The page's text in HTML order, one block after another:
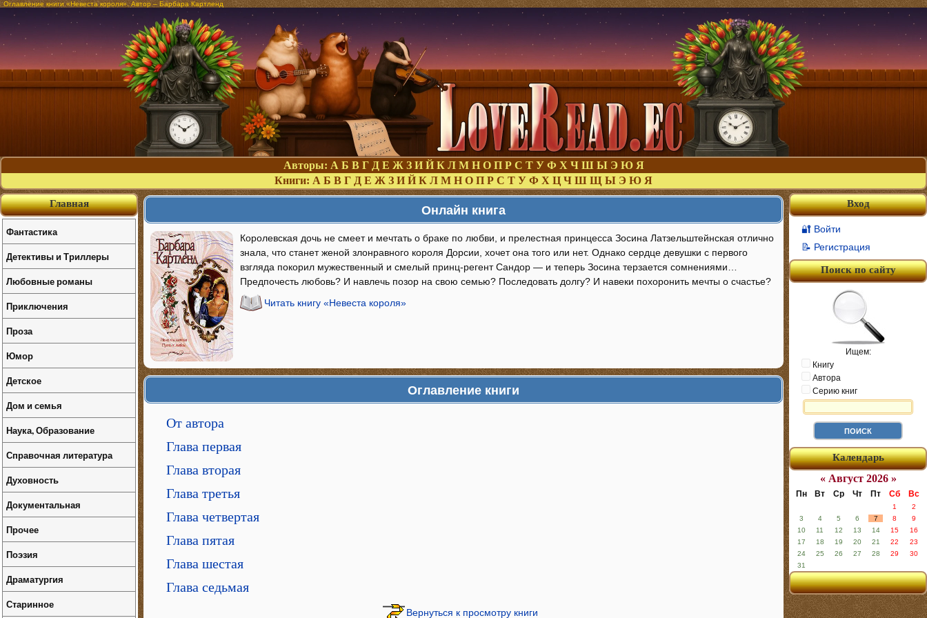
Оглавление книги «Невеста короля». Автор – Барбара Картленд
Авторы: А Б В Г Д Е Ж З И Й К Л М Н О П Р С Т У Ф Х Ч Ш Ы Э Ю Я
Книги: А Б В Г Д Е Ж З И Й К Л М Н О П Р С Т У Ф Х Ц Ч Ш Щ Ы Э Ю Я
Онлайн книга
Королевская дочь не смеет и мечтать о браке по любви, и прелестная принцесса Зосина Латзельштейнская отлично
знала, что станет женой злонравного короля Дорсии, хочет она того или нет. Однако сердце девушки с первого
взгляда покорил мужественный и смелый принц-регент Сандор — и теперь Зосина терзается сомнениями…
Предпочесть любовь? И навлечь позор на свою семью? Последовать долгу? И навеки похоронить мечты о счастье?
Читать книгу «Невеста короля»
Оглавление книги
От автора
Глава первая
Глава вторая
Глава третья
Глава четвертая
Глава пятая
Глава шестая
Глава седьмая
Вернуться к просмотру книги
Вход
🔐 Войти
📝 Регистрация
Поиск по сайту
Ищем:
Книгу
Автора
Серию книг
Календарь
« Август 2026 »
Пн Вт Ср Чт Пт Сб Вс
1
2
3
4 5 6 7 8
9
10
11 12 13 14 15
16
17
18 19 20 21 22
23
24
25 26 27 28 29
30
31
Главная
Фантастика
Детективы и Триллеры
Любовные романы
Приключения
Проза
Юмор
Детское
Дом и семья
Наука, Образование
Справочная литература
Духовность
Документальная
Прочее
Поэзия
Драматургия
Старинное